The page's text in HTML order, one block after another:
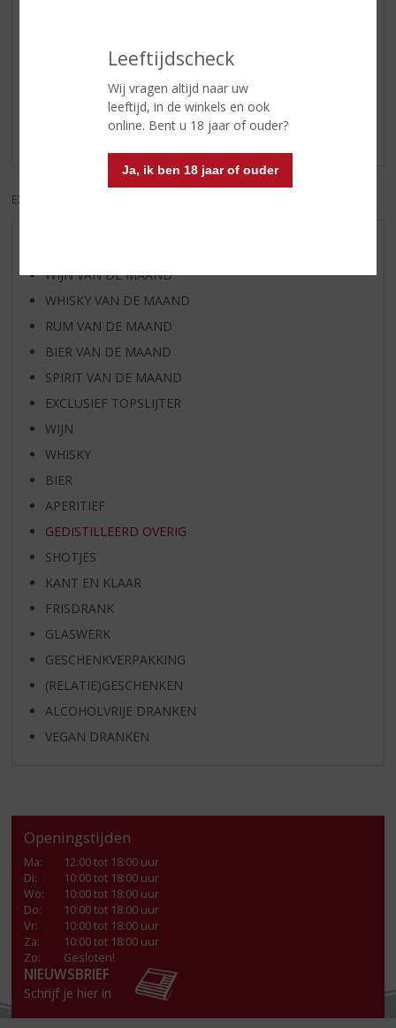
Leeftijdscheck
Wij vragen altijd naar uw
leeftijd, in de winkels en ook
online. Bent u 18 jaar of ouder?
Ja, ik ben 18 jaar of ouder
Reviews
Schrijf een review
Er zijn nog geen reviews geplaatst voor dit product
EXCL. BTW
WIJN VAN DE MAAND
WHISKY VAN DE MAAND
RUM VAN DE MAAND
BIER VAN DE MAAND
SPIRIT VAN DE MAAND
EXCLUSIEF TOPSLIJTER
WIJN
WHISKY
BIER
APERITIEF
GEDISTILLEERD OVERIG
SHOTJES
KANT EN KLAAR
FRISDRANK
GLASWERK
GESCHENKVERPAKKING
(RELATIE)GESCHENKEN
ALCOHOLVRIJE DRANKEN
VEGAN DRANKEN
Openingstijden
Ma:
12:00 tot 18:00 uur
Di:
10:00 tot 18:00 uur
Wo:
10:00 tot 18:00 uur
Do:
10:00 tot 18:00 uur
Vr:
10:00 tot 18:00 uur
Za:
10:00 tot 18:00 uur
Zo:
Gesloten!
NIEUWSBRIEF
Schrijf je hier in